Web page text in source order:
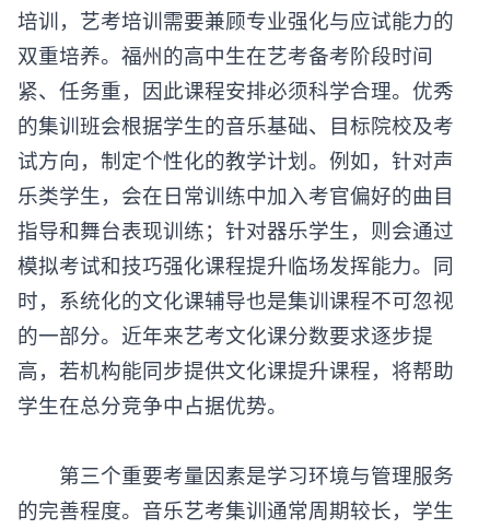
培训，艺考培训需要兼顾专业强化与应试能力的
双重培养。福州的高中生在艺考备考阶段时间
紧、任务重，因此课程安排必须科学合理。优秀
的集训班会根据学生的音乐基础、目标院校及考
试方向，制定个性化的教学计划。例如，针对声
乐类学生，会在日常训练中加入考官偏好的曲目
指导和舞台表现训练；针对器乐学生，则会通过
模拟考试和技巧强化课程提升临场发挥能力。同
时，系统化的文化课辅导也是集训课程不可忽视
的一部分。近年来艺考文化课分数要求逐步提
高，若机构能同步提供文化课提升课程，将帮助
学生在总分竞争中占据优势。
第三个重要考量因素是学习环境与管理服务
的完善程度。 音乐艺考集训通常周期较长，学生